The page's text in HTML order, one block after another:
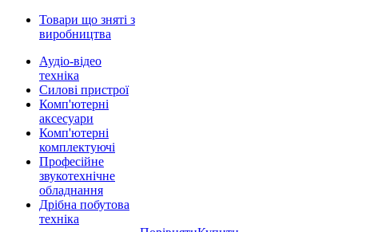
Товари що зняті з
виробництва
Аудіо-відео
техніка
Силові пристрої
Комп'ютерні
аксесуари
Комп'ютерні
комплектуючі
Професійне
звукотехнічне
обладнання
Дрібна побутова
техніка